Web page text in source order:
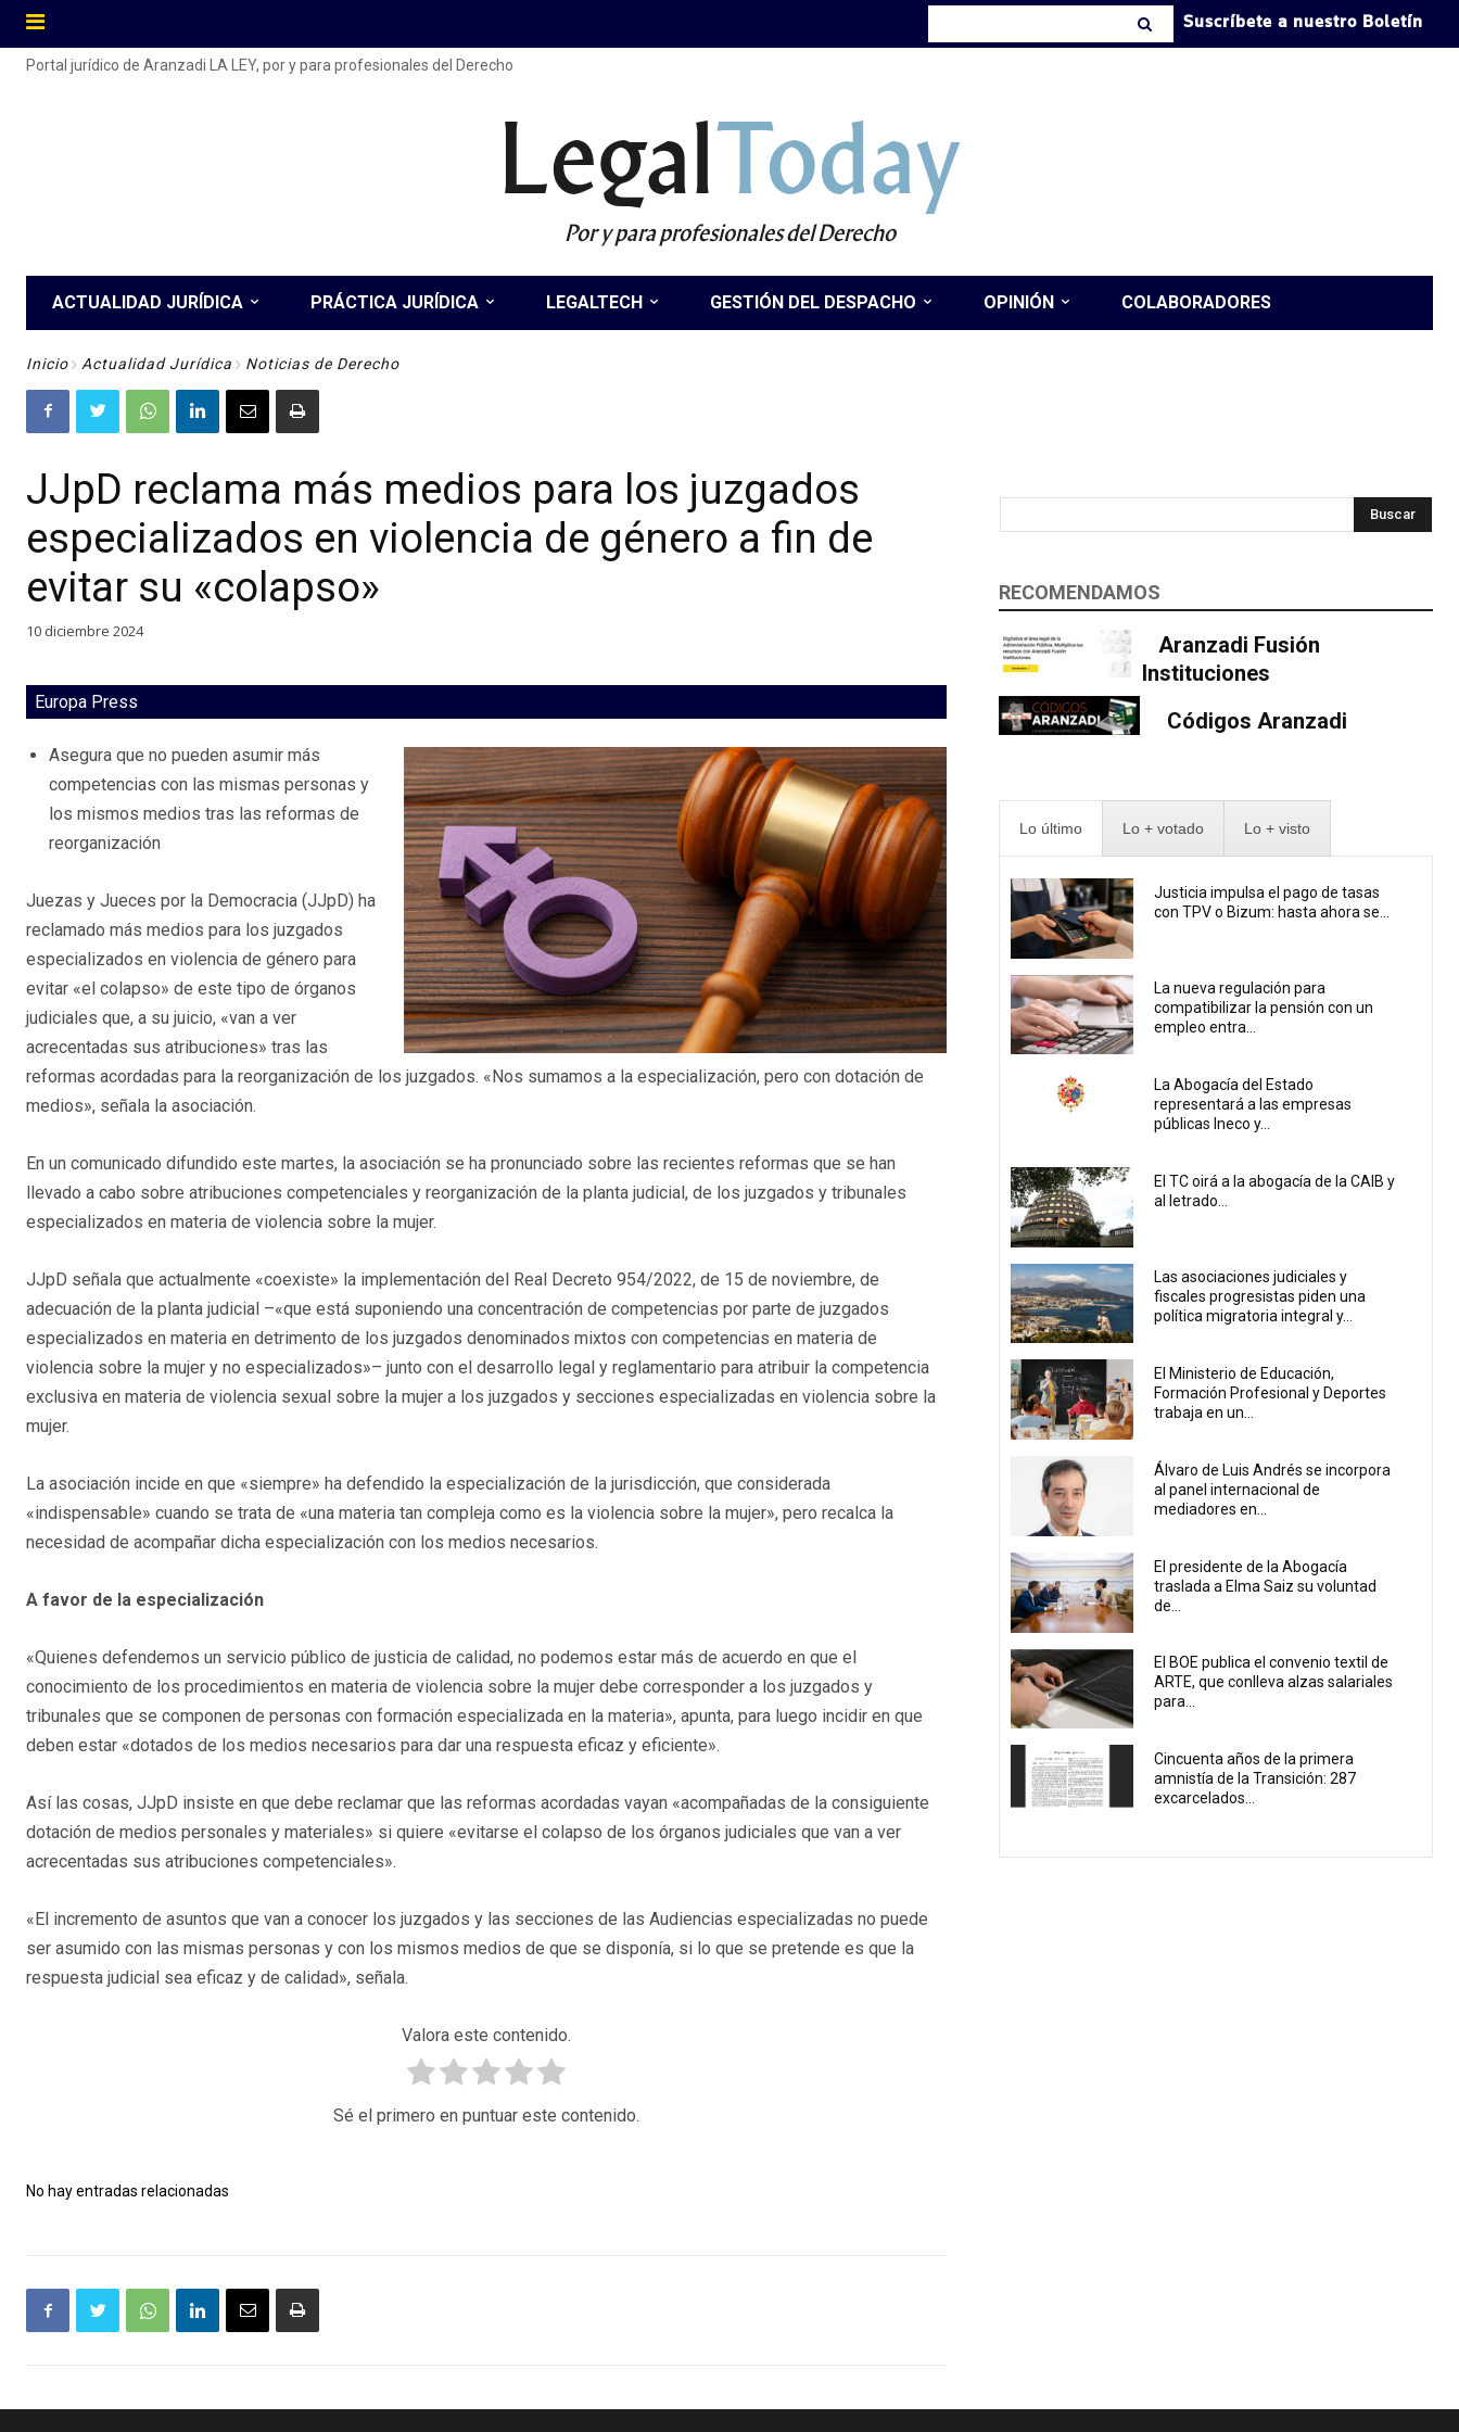
Suscríbete a nuestro Boletín
Portal jurídico de Aranzadi LA LEY, por y para profesionales del Derecho
LegalToday
Por y para profesionales del Derecho
ACTUALIDAD JURÍDICA PRÁCTICA JURÍDICA LEGALTECH GESTIÓN DEL DESPACHO OPINIÓN COLABORADORES
Inicio Actualidad Jurídica Noticias de Derecho
JJpD reclama más medios para los juzgados
especializados en violencia de género a fin de
evitar su «colapso»
10 diciembre 2024
Europa Press
Asegura que no pueden asumir más
competencias con las mismas personas y
los mismos medios tras las reformas de
reorganización
Juezas y Jueces por la Democracia (JJpD) ha
reclamado más medios para los juzgados
especializados en violencia de género para
evitar «el colapso» de este tipo de órganos
judiciales que, a su juicio, «van a ver
acrecentadas sus atribuciones» tras las
reformas acordadas para la reorganización de los juzgados. «Nos sumamos a la especialización, pero con dotación de
medios», señala la asociación.
En un comunicado difundido este martes, la asociación se ha pronunciado sobre las recientes reformas que se han
llevado a cabo sobre atribuciones competenciales y reorganización de la planta judicial, de los juzgados y tribunales
especializados en materia de violencia sobre la mujer.
JJpD señala que actualmente «coexiste» la implementación del Real Decreto 954/2022, de 15 de noviembre, de
adecuación de la planta judicial –«que está suponiendo una concentración de competencias por parte de juzgados
especializados en materia en detrimento de los juzgados denominados mixtos con competencias en materia de
violencia sobre la mujer y no especializados»– junto con el desarrollo legal y reglamentario para atribuir la competencia
exclusiva en materia de violencia sexual sobre la mujer a los juzgados y secciones especializadas en violencia sobre la
mujer.
La asociación incide en que «siempre» ha defendido la especialización de la jurisdicción, que considerada
«indispensable» cuando se trata de «una materia tan compleja como es la violencia sobre la mujer», pero recalca la
necesidad de acompañar dicha especialización con los medios necesarios.
A favor de la especialización
«Quienes defendemos un servicio público de justicia de calidad, no podemos estar más de acuerdo en que el
conocimiento de los procedimientos en materia de violencia sobre la mujer debe corresponder a los juzgados y
tribunales que se componen de personas con formación especializada en la materia», apunta, para luego incidir en que
deben estar «dotados de los medios necesarios para dar una respuesta eficaz y eficiente».
Así las cosas, JJpD insiste en que debe reclamar que las reformas acordadas vayan «acompañadas de la consiguiente
dotación de medios personales y materiales» si quiere «evitarse el colapso de los órganos judiciales que van a ver
acrecentadas sus atribuciones competenciales».
«El incremento de asuntos que van a conocer los juzgados y las secciones de las Audiencias especializadas no puede
ser asumido con las mismas personas y con los mismos medios de que se disponía, si lo que se pretende es que la
respuesta judicial sea eficaz y de calidad», señala.
Valora este contenido.
Sé el primero en puntuar este contenido.
No hay entradas relacionadas
Buscar
RECOMENDAMOS
Aranzadi Fusión
Instituciones
Códigos Aranzadi
Lo último Lo + votado Lo + visto
Justicia impulsa el pago de tasas
con TPV o Bizum: hasta ahora se...
La nueva regulación para
compatibilizar la pensión con un
empleo entra...
La Abogacía del Estado
representará a las empresas
públicas Ineco y...
El TC oirá a la abogacía de la CAIB y
al letrado...
Las asociaciones judiciales y
fiscales progresistas piden una
política migratoria integral y...
El Ministerio de Educación,
Formación Profesional y Deportes
trabaja en un...
Álvaro de Luis Andrés se incorpora
al panel internacional de
mediadores en...
El presidente de la Abogacía
traslada a Elma Saiz su voluntad
de...
El BOE publica el convenio textil de
ARTE, que conlleva alzas salariales
para...
Cincuenta años de la primera
amnistía de la Transición: 287
excarcelados...